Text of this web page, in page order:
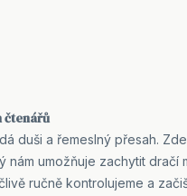
čtenářů
duši a řemeslný přesah.
umožňuje zachytit dračí
ručně kontrolujeme a